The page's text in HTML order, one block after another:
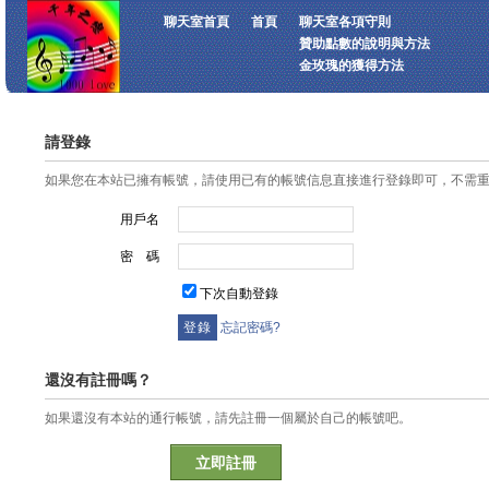
聊天室首頁 首頁
聊天室各項守則
贊助點數的說明與方法
金玫瑰的獲得方法
請登錄
如果您在本站已擁有帳號，請使用已有的帳號信息直接進行登錄即可，不需
用戶名
密 碼
下次自動登錄
忘記密碼?
還沒有註冊嗎？
如果還沒有本站的通行帳號，請先註冊一個屬於自己的帳號吧。
立即註冊